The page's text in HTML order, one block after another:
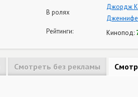
В ролях
Джордж
Рейтинги:
Кинопод:
Смотреть без рекламы